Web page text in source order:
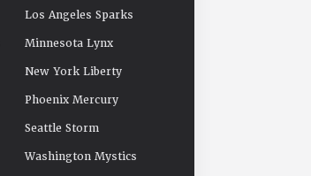
Los Angeles Sparks
Minnesota Lynx
New York Liberty
Phoenix Mercury
Seattle Storm
Washington Mystics